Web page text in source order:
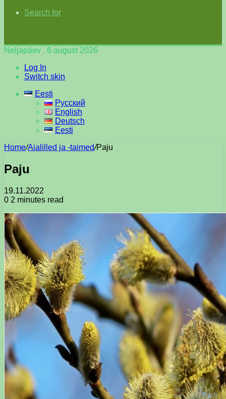
Search for
Neljapäev , 6 august 2026
Log In
Switch skin
Eesti
Русский
English
Deutsch
Eesti
Home/Aialilled ja -taimed/Paju
Paju
19.11.2022
0 2 minutes read